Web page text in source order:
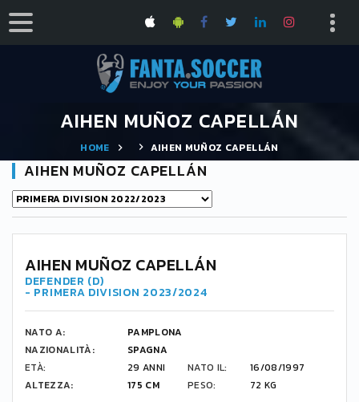
AIHEN MUÑOZ CAPELLÁN
HOME AIHEN MUÑOZ CAPELLÁN
AIHEN MUÑOZ CAPELLÁN
3
AIHEN MUÑOZ CAPELLÁN
DEFENDER (D)
- PRIMERA DIVISION 2023/2024
NATO A:
PAMPLONA
NAZIONALITÀ:
SPAGNA
ETÀ:
29 ANNI NATO IL:
16/08/1997
ALTEZZA:
175 CM PESO: 72 KG